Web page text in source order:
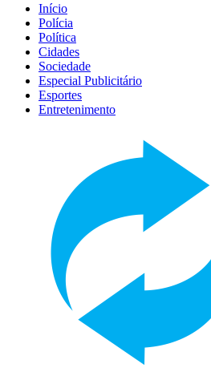
Início
Polícia
Política
Cidades
Sociedade
Especial Publicitário
Esportes
Entretenimento